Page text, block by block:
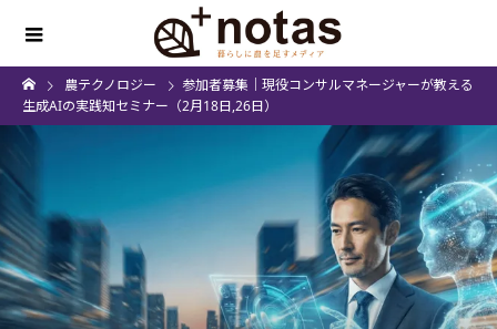
農テクノロジー
参加者募集｜現役コンサルマネージャーが教える
生成AIの実践知セミナー（2月18日,26日）